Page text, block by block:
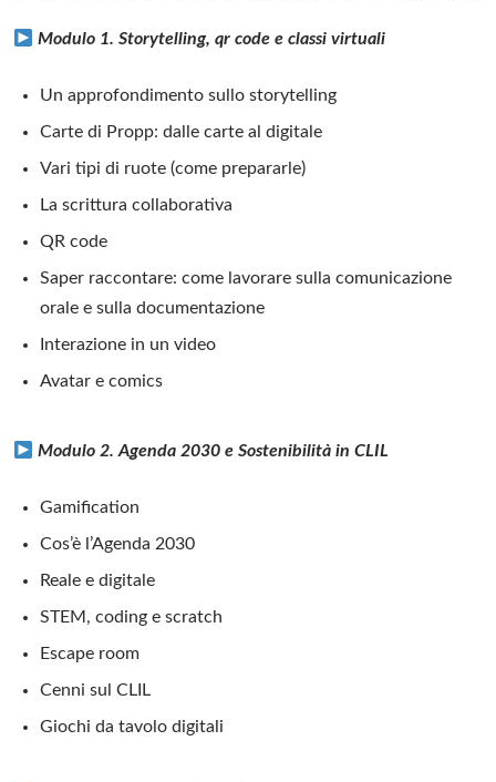
Modulo 1. Storytelling, qr code e classi virtuali
Un approfondimento sullo storytelling
Carte di Propp: dalle carte al digitale
Vari tipi di ruote (come prepararle)
La scrittura collaborativa
QR code
Saper raccontare: come lavorare sulla comunicazione
orale e sulla documentazione
Interazione in un video
Avatar e comics
Modulo 2. Agenda 2030 e Sostenibilità in CLIL
Gamification
Cos’è l’Agenda 2030
Reale e digitale
STEM, coding e scratch
Escape room
Cenni sul CLIL
Giochi da tavolo digitali